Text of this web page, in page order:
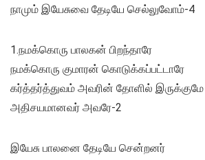
நாமும் இயேசுவை தேடியே செல்லுவோம்-4
1.நமக்கொரு பாலகன் பிறந்தாரே
நமக்கொரு குமாரன் கொடுக்கப்பட்டாரே
கர்த்தர்த்துவம் அவரின் தோளில் இருக்குமே
அதிசயமானவர் அவரே-2
இயேசு பாலனை தேடியே சென்றனர்